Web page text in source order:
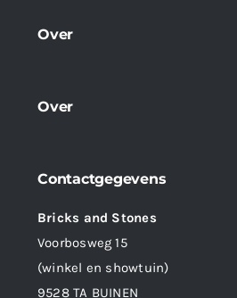
Over
Over
Contactgegevens
Bricks and Stones
Voorbosweg 15
(winkel en showtuin)
9528 TA BUINEN